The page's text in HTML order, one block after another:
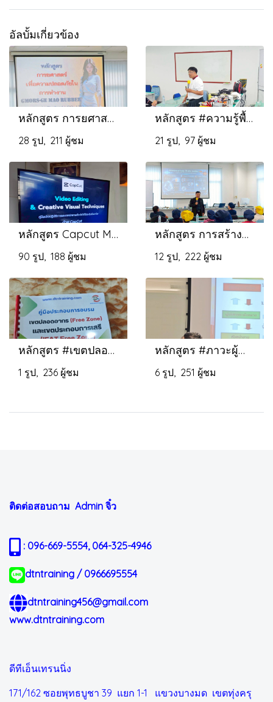
อัลบั้มเกี่ยวข้อง
หลักสูตร การยศาสตร์เพื่อความปลอดภัยในการทำงาน
28 รูป, 211 ผู้ชม
หลักสูตร #ความรู้พื้นฐานเพื่อความปลอดภัยในการปฏิบัติงานหรือใช้งานระบบไฟฟ้าและการประยุกต์ใช้ Lockout&Tagout เพื่อความปลอดภัยในการทำงาน
21 รูป, 97 ผู้ชม
หลักสูตร Capcut Magic ยกระดับงานตัดต่อวีดีโอสู่งานสร้างสรรค์
90 รูป, 188 ผู้ชม
หลักสูตร การสร้างจิตสำนึกด้านความปลอดภัยในการทำงาน
12 รูป, 222 ผู้ชม
หลักสูตร #เขตปลอดอากร FreeZone และเขตประกอบการเสรี (IEAT Free Zone)
1 รูป, 236 ผู้ชม
หลักสูตร #ภาวะผู้นำและการบริหารพัฒนาคน LEADERSHIP & PEOPLE SKILLS
6 รูป, 251 ผู้ชม
ติดต่อสอบถาม Admin จิ๋ว
: 096-669-5554, 064-325-4946
dtntraining / 0966695554
dtntraining456@gmail.com
www.dtntraining.com
ดีทีเอ็นเทรนนิ่ง
171/162 ซอยพุทธบูชา 39 แยก 1-1 แขวงบางมด เขตทุ่งครุ